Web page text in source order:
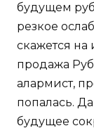
будущем
резкое
скажется
продажа
алармист,
попалась.
будущее